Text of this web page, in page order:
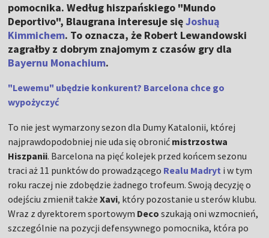
pomocnika. Według hiszpańskiego "Mundo
Deportivo", Blaugrana interesuje sięJoshuą
Kimmichem. To oznacza, że Robert Lewandowski
zagrałby z dobrym znajomym z czasów gry dla
Bayernu Monachium.
"Lewemu" ubędzie konkurent? Barcelona chce go
wypożyczyć
To nie jest wymarzony sezon dla Dumy Katalonii, której
najprawdopodobniej nie uda się obronić mistrzostwa
Hiszpanii. Barcelona na pięć kolejek przed końcem sezonu
traci aż 11 punktów do prowadzącego Realu Madryt i w tym
roku raczej nie zdobędzie żadnego trofeum. Swoją decyzję o
odejściu zmienił takżeXavi, który pozostanie u sterów klubu.
Wraz z dyrektorem sportowym Deco szukają oni wzmocnień,
szczególnie na pozycji defensywnego pomocnika, która po